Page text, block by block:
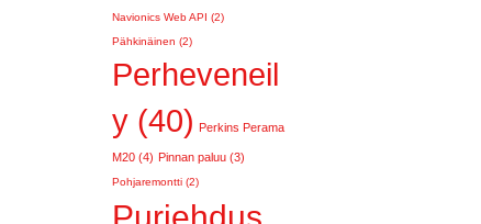
Navionics Web API (2)
Pähkinäinen (2)
Perheveneil
y (40) Perkins Perama
M20 (4) Pinnan paluu (3)
Pohjaremontti (2)